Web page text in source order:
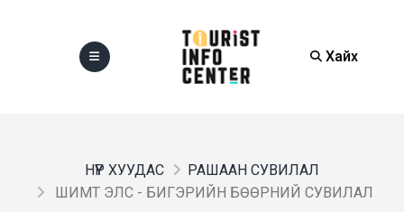
Хайх
НҮҮР ХУУДАС
РАШААН СУВИЛАЛ
ШИМТ ЭЛС - БИГЭРИЙН БӨӨРНИЙ СУВИЛАЛ